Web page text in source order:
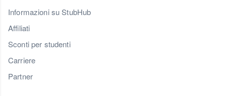
Informazioni su StubHub
Affiliati
Sconti per studenti
Carriere
Partner